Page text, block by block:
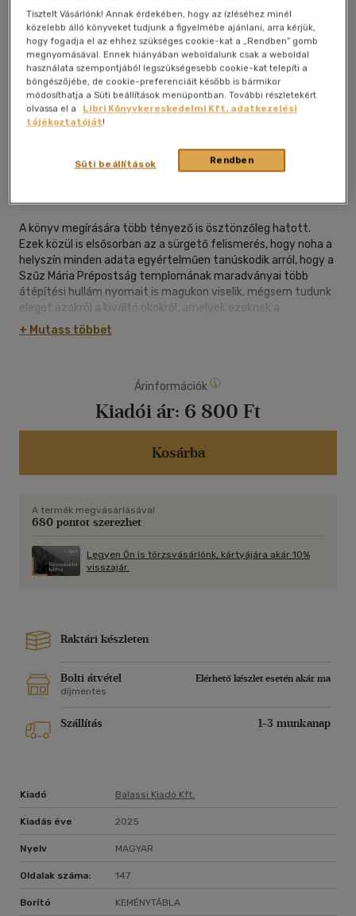
Kívánságlistához adom
A könyv megírására több tényező is ösztönzőleg hatott.
Ezek közül is elsősorban az a sürgető felismerés, hogy noha a
helyszín minden adata egyértelműen tanúskodik arról, hogy a
Szűz Mária Prépostság templomának maradványai több
átépítési hullám nyomait is magukon viselik, mégsem tudunk
eleget azokról a kiváltó okokról, amelyek ezeknek a
változásoknak a hátterében meghúzódtak.
tényezőkről, illetve az ezen tényezők által okozott károkról,
amelyeknek a feltérképezése mind ez idáig teljes mértékben
elkerülte a székesfehérvári bazilikával foglalkozó
szakemberek figyelmét. A kötetben évszázadokra bontva
adjuk meg az adott kor szeizmikus eseményeit, és azok
Az Ecclesia Beatae Mariae Virginis Albaeregalis sorozatban
+ Mutass többet
Árinformációk
Kiadói ár: 6 800 Ft
Kosárba
A termék megvásárlásával
680 pontot szerezhet
Legyen Ön is törzsvásárlónk, kártyájára akár 10%
visszajár.
Raktári készleten
Bolti átvétel
Elérhető készlet esetén akár ma
díjmentes
Szállítás 1-3 munkanap
Kiadó Balassi Kiadó Kft.
Kiadás éve 2025
Nyelv MAGYAR
Oldalak száma: 147
Borító KEMÉNYTÁBLA
Tisztelt Vásárlónk! Annak érdekében, hogy az ízléséhez minél
közelebb álló könyveket tudjunk a figyelmébe ajánlani, arra kérjük,
hogy fogadja el az ehhez szükséges cookie-kat a „Rendben” gomb
megnyomásával. Ennek hiányában weboldalunk csak a weboldal
használata szempontjából legszükségesebb cookie-kat telepíti a
böngészőjébe, de cookie-preferenciáit később is bármikor
módosíthatja a Süti beállítások menüpontban. További részletekért
olvassa el a
Libri Könyvkereskedelmi Kft. adatkezelési
tájékoztatóját!
Rendben
Süti beállítások